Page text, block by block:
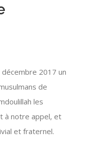
2017 un
de
les
à notre appel, et
et fraternel.